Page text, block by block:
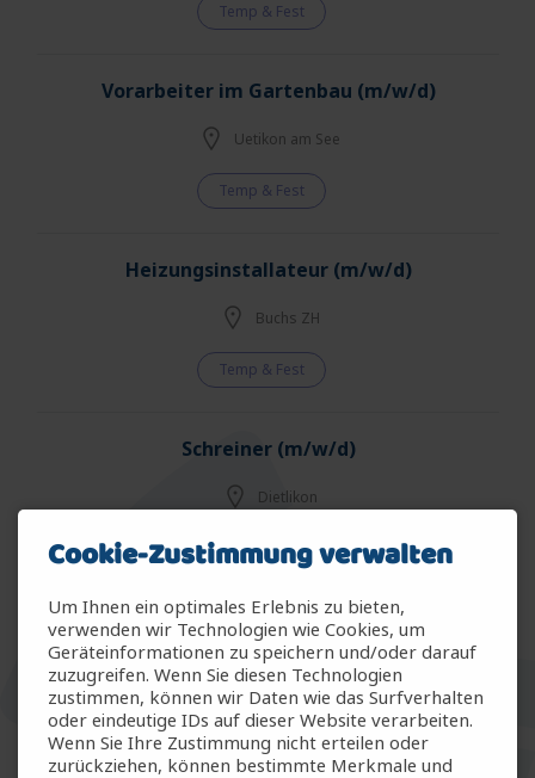
Temp & Fest
Vorarbeiter im Gartenbau (m/w/d)
Uetikon am See
Temp & Fest
Heizungsinstallateur (m/w/d)
Buchs ZH
Temp & Fest
Schreiner (m/w/d)
Dietlikon
Temp & Fest
Vorarbeiter Hochbau (m/w/d)
Rafz
Temp & Fest
Cookie-Zustimmung verwalten
Um Ihnen ein optimales Erlebnis zu bieten,
verwenden wir Technologien wie Cookies, um
Geräteinformationen zu speichern und/oder darauf
zuzugreifen. Wenn Sie diesen Technologien
zustimmen, können wir Daten wie das Surfverhalten
oder eindeutige IDs auf dieser Website verarbeiten.
Wenn Sie Ihre Zustimmung nicht erteilen oder
zurückziehen, können bestimmte Merkmale und